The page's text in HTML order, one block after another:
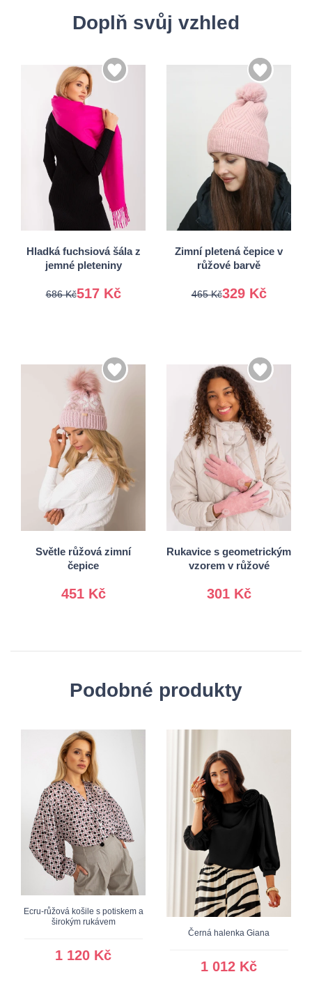
Doplň svůj vzhled
Hladká fuchsiová šála z
jemné pleteniny
517 Kč
686 Kč
Univerzální
Zimní pletená čepice v
růžové barvě
329 Kč
465 Kč
Univerzální
Světle růžová zimní
čepice
451 Kč
Univerzální
Rukavice s geometrickým
vzorem v růžové
301 Kč
S/M
L/XL
Podobné produkty
Ecru-růžová košile s potiskem a
širokým rukávem
1 120 Kč
Černá halenka Giana
1 012 Kč